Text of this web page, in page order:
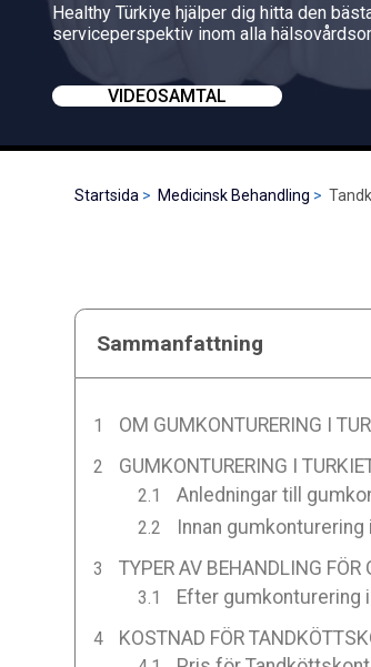
Healthy Türkiye hjälper dig hitta den
serviceperspektiv inom alla
VIDEOSAMTAL
Startsida Medicinsk Behandling
Sammanfattning
OM GUMKONTURERING I
GUMKONTURERING I
Anledningar till
Innan gumkonturering
TYPER AV BEHANDLING
Efter gumkonturering
KOSTNAD FÖR